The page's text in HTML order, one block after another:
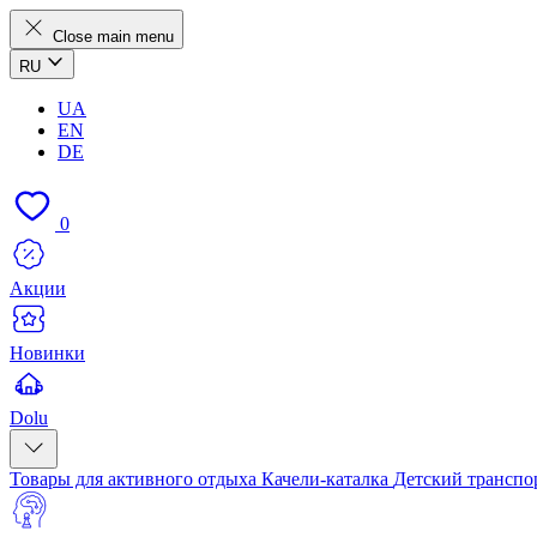
Close main menu
RU
UA
EN
DE
0
Акции
Новинки
Dolu
Товары для активного отдыха Качели-каталка Детский